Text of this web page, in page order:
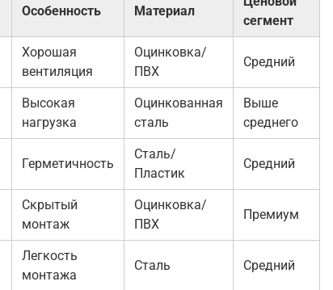
Особенность Материал
сегмент
Хорошая
вентиляция
Оцинковка/
ПВХ
Средний
Высокая
нагрузка
Оцинкованная
сталь
Выше
среднего
Герметичность
Сталь/
Пластик
Средний
Скрытый
монтаж
Оцинковка/
ПВХ
Премиум
Легкость
монтажа
Сталь Средний